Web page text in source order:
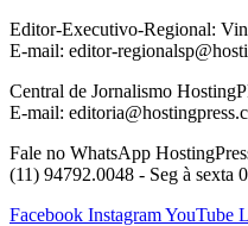
Editor-Executivo-Regional:
E-mail: editor-
Central de Jornalismo
E-mail:
Fale no WhatsApp
(11) 94792.0048 - Seg à sexta
Facebook InstagramYouTube